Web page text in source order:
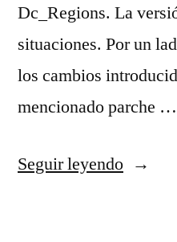
Dc_Regions. La
situaciones. Por un
los cambios
mencionado parche …
Seguir leyendo